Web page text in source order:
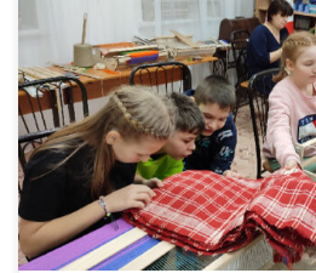
Ткачество – это ремесло, передаваемое из
проведения обучающих мастер-классов по
мастерскую была приглашена мастер